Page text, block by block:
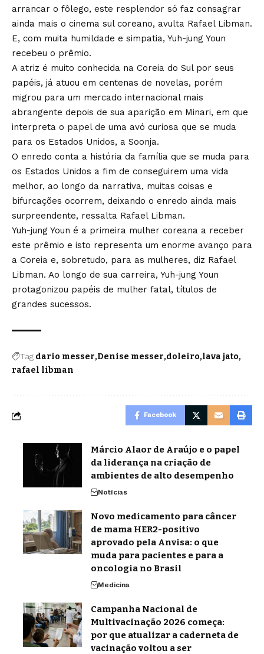
arrancar o fôlego, este resplendor só faz consagrar
ainda mais o cinema sul coreano, avulta Rafael Libman.
E, com muita humildade e simpatia, Yuh-jung Youn
recebeu o prêmio.
A atriz é muito conhecida na Coreia do Sul por seus
papéis, já atuou em centenas de novelas, porém
migrou para um mercado internacional mais
abrangente depois de sua aparição em Minari, em que
interpreta o papel de uma avó curiosa que se muda
para os Estados Unidos, a Soonja.
O enredo conta a história da família que se muda para
os Estados Unidos a fim de conseguirem uma vida
melhor, ao longo da narrativa, muitas coisas e
bifurcações ocorrem, deixando o enredo ainda mais
surpreendente, ressalta Rafael Libman.
Yuh-jung Youn é a primeira mulher coreana a receber
este prêmio e isto representa um enorme avanço para
a Coreia e, sobretudo, para as mulheres, diz Rafael
Libman. Ao longo de sua carreira, Yuh-jung Youn
protagonizou papéis de mulher fatal, títulos de
grandes sucessos.
Tag dario messer Denise messer doleiro lava jato
rafael libman
Facebook
Márcio Alaor de Araújo e o papel
da liderança na criação de
ambientes de alto desempenho
Notícias
Novo medicamento para câncer
de mama HER2-positivo
aprovado pela Anvisa: o que
muda para pacientes e para a
oncologia no Brasil
Medicina
Campanha Nacional de
Multivacinação 2026 começa:
por que atualizar a caderneta de
vacinação voltou a ser